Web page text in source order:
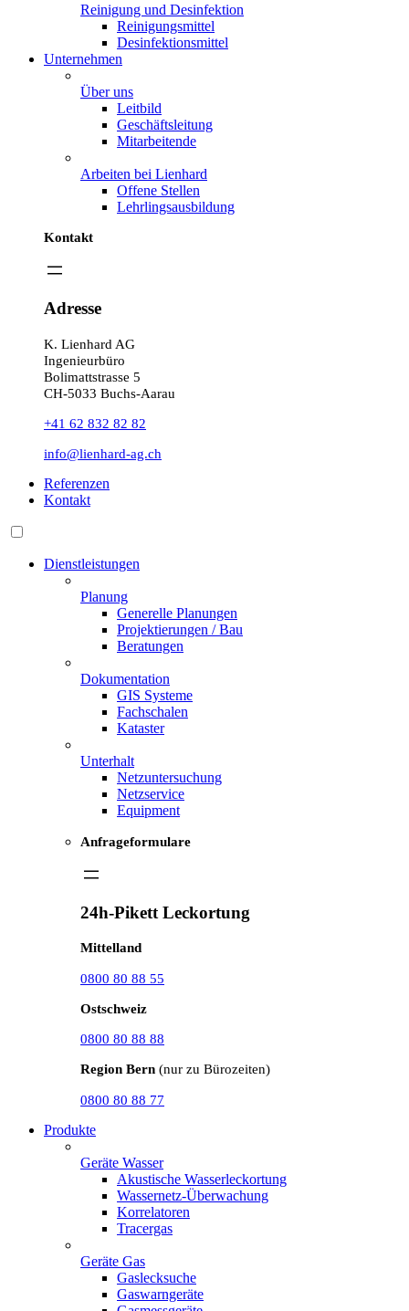
Reinigung und Desinfektion
Reinigungsmittel
Desinfektionsmittel
Unternehmen
Über uns
Leitbild
Geschäftsleitung
Mitarbeitende
Arbeiten bei Lienhard
Offene Stellen
Lehrlingsausbildung
Kontakt
Adresse
K. Lienhard AG
Ingenieurbüro
Bolimattstrasse 5
CH-5033 Buchs-Aarau
+41 62 832 82 82
info@lienhard-ag.ch
Referenzen
Kontakt
Dienstleistungen
Planung
Generelle Planungen
Projektierungen / Bau
Beratungen
Dokumentation
GIS Systeme
Fachschalen
Kataster
Unterhalt
Netzuntersuchung
Netzservice
Equipment
Anfrageformulare
24h-Pikett Leckortung
Mittelland
0800 80 88 55
Ostschweiz
0800 80 88 88
Region Bern (nur zu Bürozeiten)
0800 80 88 77
Produkte
Geräte Wasser
Akustische Wasserleckortung
Wassernetz-Überwachung
Korrelatoren
Tracergas
Geräte Gas
Gaslecksuche
Gaswarngeräte